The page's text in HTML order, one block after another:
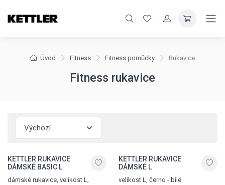
Úvod Fitness Fitness pomůcky Rukavice
Fitness rukavice
KETTLER RUKAVICE
DÁMSKÉ BASIC L
dámské rukavice, velikost L,
KETTLER RUKAVICE
DÁMSKÉ L
velikost L, černo - bílé